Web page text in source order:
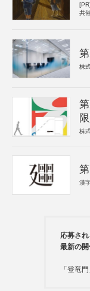
[PR]
共
株
株
漢
応募さ
最新の開
「登竜